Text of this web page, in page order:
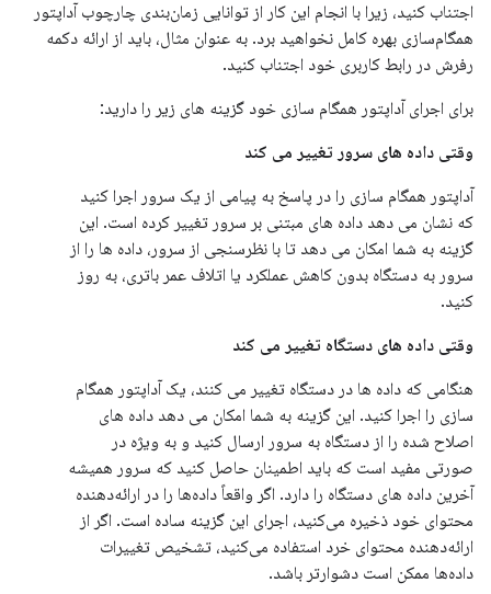
اجتناب کنید، زیرا با انجام این کار از توانایی زمان‌بندی چارچوب آداپتور
همگام‌سازی بهره کامل نخواهید برد. به عنوان مثال، باید از ارائه دکمه
رفرش در رابط کاربری خود اجتناب کنید.
برای اجرای آداپتور همگام سازی خود گزینه های زیر را دارید:
وقتی داده های سرور تغییر می کند
آداپتور همگام سازی را در پاسخ به پیامی از یک سرور اجرا کنید
که نشان می دهد داده های مبتنی بر سرور تغییر کرده است. این
گزینه به شما امکان می دهد تا با نظرسنجی از سرور، داده ها را از
سرور به دستگاه بدون کاهش عملکرد یا اتلاف عمر باتری، به روز
کنید.
وقتی داده های دستگاه تغییر می کند
هنگامی که داده ها در دستگاه تغییر می کنند، یک آداپتور همگام
سازی را اجرا کنید. این گزینه به شما امکان می دهد داده های
اصلاح شده را از دستگاه به سرور ارسال کنید و به ویژه در
صورتی مفید است که باید اطمینان حاصل کنید که سرور همیشه
آخرین داده های دستگاه را دارد. اگر واقعاً داده‌ها را در ارائه‌دهنده
محتوای خود ذخیره می‌کنید، اجرای این گزینه ساده است. اگر از
ارائه‌دهنده محتوای خرد استفاده می‌کنید، تشخیص تغییرات
داده‌ها ممکن است دشوارتر باشد.